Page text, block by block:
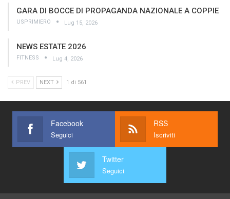
GARA DI BOCCE DI PROPAGANDA NAZIONALE A COPPIE
USPRIMIERO Lug 15, 2026
NEWS ESTATE 2026
FITNESS Lug 4, 2026
PREV NEXT 1 di 561
Facebook
Seguici
RSS
Iscriviti
Twitter
Seguici